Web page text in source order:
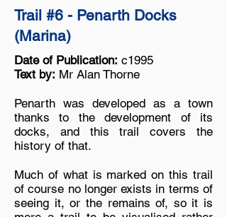
Trail #6 - Penarth Docks
(Marina)
Date of Publication: c1995
Text by: Mr Alan Thorne
Penarth was developed as a town
thanks to the development of its
docks, and this trail covers the
history of that.
Much of what is marked on this trail
of course no longer exists in terms of
seeing it, or the remains of, so it is